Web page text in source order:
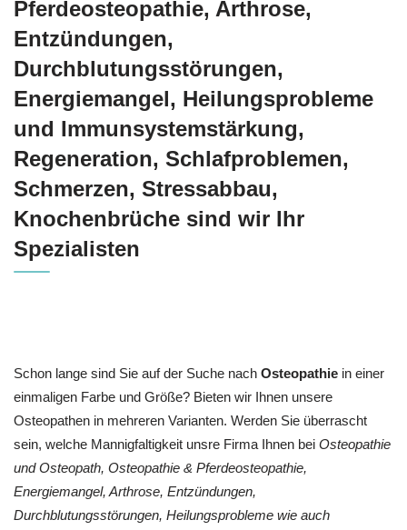
Pferdeosteopathie, Arthrose,
Entzündungen,
Durchblutungsstörungen,
Energiemangel, Heilungsprobleme
und Immunsystemstärkung,
Regeneration, Schlafproblemen,
Schmerzen, Stressabbau,
Knochenbrüche sind wir Ihr
Spezialisten
Schon lange sind Sie auf der Suche nach Osteopathie in einer
einmaligen Farbe und Größe? Bieten wir Ihnen unsere
Osteopathen in mehreren Varianten. Werden Sie überrascht
sein, welche Mannigfaltigkeit unsre Firma Ihnen bei Osteopathie
und Osteopath, Osteopathie & Pferdeosteopathie,
Energiemangel, Arthrose, Entzündungen,
Durchblutungsstörungen, Heilungsprobleme wie auch